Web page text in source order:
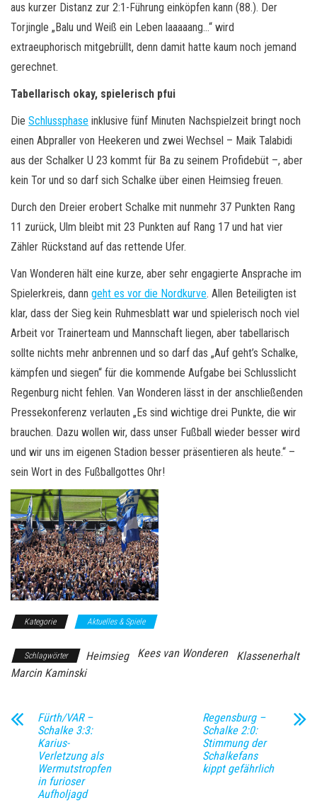
aus kurzer Distanz zur 2:1-Führung einköpfen kann (88.). Der
Torjingle „Balu und Weiß ein Leben laaaaang…“ wird
extraeuphorisch mitgebrüllt, denn damit hatte kaum noch jemand
gerechnet.
Tabellarisch okay, spielerisch pfui
Die Schlussphase inklusive fünf Minuten Nachspielzeit bringt noch
einen Abpraller von Heekeren und zwei Wechsel – Maik Talabidi
aus der Schalker U 23 kommt für Ba zu seinem Profidebüt –, aber
kein Tor und so darf sich Schalke über einen Heimsieg freuen.
Durch den Dreier erobert Schalke mit nunmehr 37 Punkten Rang
11 zurück, Ulm bleibt mit 23 Punkten auf Rang 17 und hat vier
Zähler Rückstand auf das rettende Ufer.
Van Wonderen hält eine kurze, aber sehr engagierte Ansprache im
Spielerkreis, dann geht es vor die Nordkurve. Allen Beteiligten ist
klar, dass der Sieg kein Ruhmesblatt war und spielerisch noch viel
Arbeit vor Trainerteam und Mannschaft liegen, aber tabellarisch
sollte nichts mehr anbrennen und so darf das „Auf geht’s Schalke,
kämpfen und siegen“ für die kommende Aufgabe bei Schlusslicht
Regenburg nicht fehlen. Van Wonderen lässt in der anschließenden
Pressekonferenz verlauten „Es sind wichtige drei Punkte, die wir
brauchen. Dazu wollen wir, dass unser Fußball wieder besser wird
und wir uns im eigenen Stadion besser präsentieren als heute.“ –
sein Wort in des Fußballgottes Ohr!
Kategorie Aktuelles & Spiele
Schlagwörter Heimsieg Kees van Wonderen
Klassenerhalt
Marcin Kaminski
Fürth/VAR –
Schalke 3:3:
Karius-
Verletzung als
Wermutstropfen
in furioser
Aufholjagd
Regensburg –
Schalke 2:0:
Stimmung der
Schalkefans
kippt gefährlich